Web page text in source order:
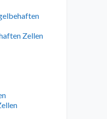
Zellen